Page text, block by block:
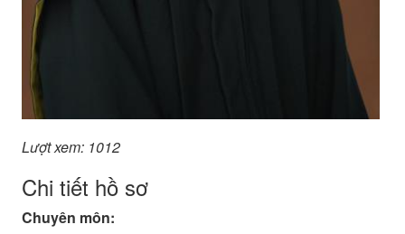
Lượt xem: 1012
Chi tiết hồ sơ
Chuyên môn: